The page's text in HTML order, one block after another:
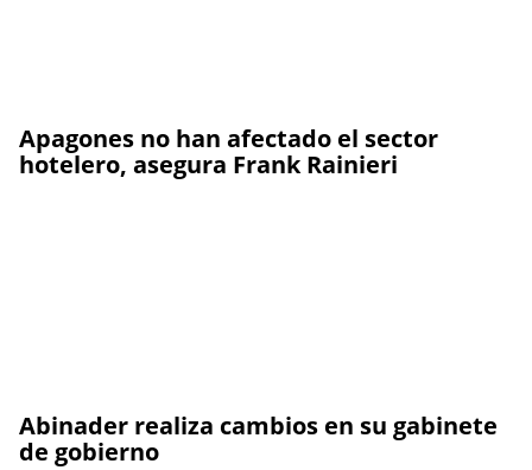
Apagones no han afectado el sector
hotelero, asegura Frank Rainieri
Abinader realiza cambios en su gabinete
de gobierno